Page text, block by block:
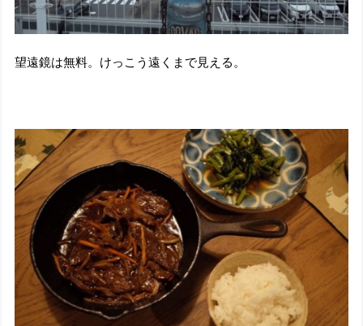
望遠鏡は無料。けっこう遠くまで見える。